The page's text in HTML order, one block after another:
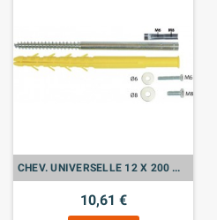
CHEV. UNIVERSELLE 12 X 200 M6-M8 Sachet de 2
10,61 €